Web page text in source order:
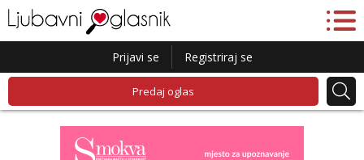
Prijavi se Registriraj se
Predaj oglas